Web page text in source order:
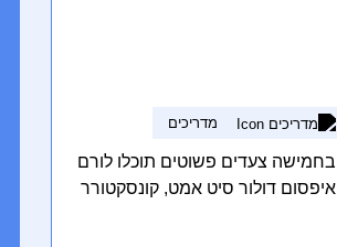
מדריכים
בחמישה צעדים פשוטים תוכלו לורם
איפסום דולור סיט אמט, קונסקטורר